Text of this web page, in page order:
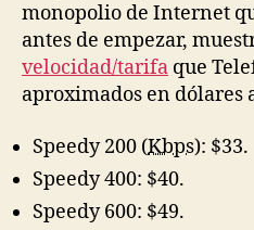
monopolio de Internet
antes de empezar,
velocidad/tarifa que
aproximados en dólares
Speedy 200 (Kbps): $33.
Speedy 400: $40.
Speedy 600: $49.